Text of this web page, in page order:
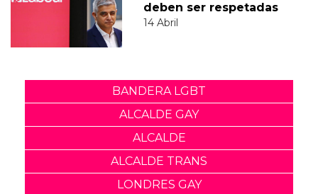
deben ser respetadas
14 Abril
BANDERA LGBT
ALCALDE GAY
ALCALDE
ALCALDE TRANS
LONDRES GAY